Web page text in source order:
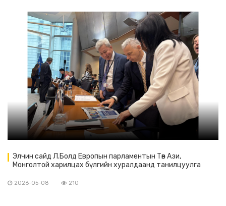
Элчин сайд Л.Болд Европын парламентын Төв Ази,
Монголтой харилцах бүлгийн хуралдаанд танилцуулга
2026-05-08 210